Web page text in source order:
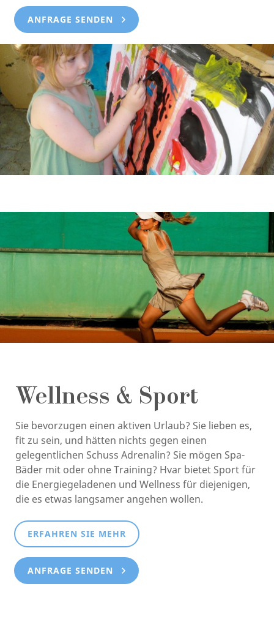
ANFRAGE SENDEN
Wellness & Sport
Sie bevorzugen einen aktiven Urlaub? Sie lieben es,
fit zu sein, und hätten nichts gegen einen
gelegentlichen Schuss Adrenalin? Sie mögen Spa-
Bäder mit oder ohne Training? Hvar bietet Sport für
die Energiegeladenen und Wellness für diejenigen,
die es etwas langsamer angehen wollen.
ERFAHREN SIE MEHR
ANFRAGE SENDEN